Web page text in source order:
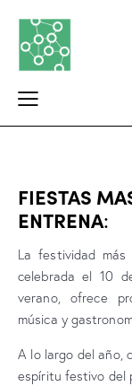
FIESTAS
ENTRENA:
La festividad
celebrada el 10
verano, ofrece
música y
A lo largo del año,
espíritu festivo del